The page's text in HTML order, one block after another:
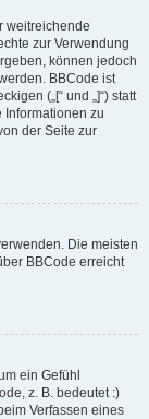
weitreichende
zur Verwendung
können jedoch
BBCode ist
(„[“ und „]“) statt
Informationen zu
der Seite zur
Die meisten
BBCode erreicht
ein Gefühl
z. B. bedeutet :)
Verfassen eines